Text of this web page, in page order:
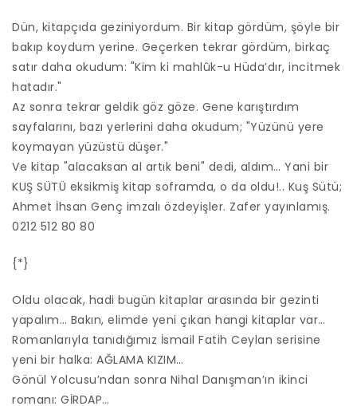
Dün, kitapçıda geziniyordum. Bir kitap gördüm, şöyle bir
bakıp koydum yerine. Geçerken tekrar gördüm, birkaç
satır daha okudum: "Kim ki mahlûk-u Hüda’dır, incitmek
hatadır."
Az sonra tekrar geldik göz göze. Gene karıştırdım
sayfalarını, bazı yerlerini daha okudum; "Yüzünü yere
koymayan yüzüstü düşer."
Ve kitap "alacaksan al artık beni" dedi, aldım… Yani bir
KUŞ SÜTÜ eksikmiş kitap soframda, o da oldu!.. Kuş Sütü;
Ahmet İhsan Genç imzalı özdeyişler. Zafer yayınlamış.
0212 512 80 80
{*}
Oldu olacak, hadi bugün kitaplar arasında bir gezinti
yapalım… Bakın, elimde yeni çıkan hangi kitaplar var…
Romanlarıyla tanıdığımız İsmail Fatih Ceylan serisine
yeni bir halka: AĞLAMA KIZIM…
Gönül Yolcusu’ndan sonra Nihal Danışman’ın ikinci
romanı: GİRDAP…